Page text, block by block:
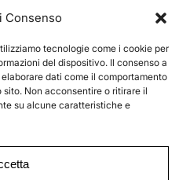
Consenso
tecnologie come i cookie per
del dispositivo. Il consenso a
dati come il comportamento
Non acconsentire o ritirare il
su alcune caratteristiche e
5